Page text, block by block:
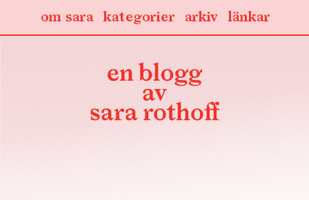
länkar
arkiv
kategorier
om sara